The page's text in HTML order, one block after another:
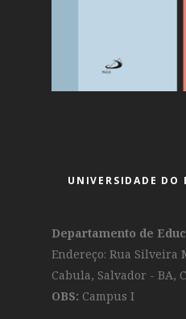
UNIVERSIDADE DO
Departamento de
Endereço: Rua Silveira
Cabula, Salvador - BA,
OBS: Campus I